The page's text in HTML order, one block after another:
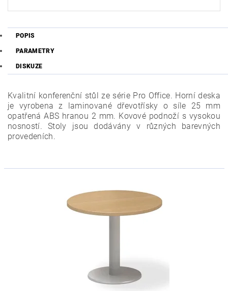
POPIS
PARAMETRY
DISKUZE
Kvalitní konferenční stůl ze série Pro Office. Horní deska
je vyrobena z laminované dřevotřísky o síle 25 mm
opatřená ABS hranou 2 mm. Kovové podnoží s vysokou
nosností. Stoly jsou dodávány v různých barevných
provedeních.